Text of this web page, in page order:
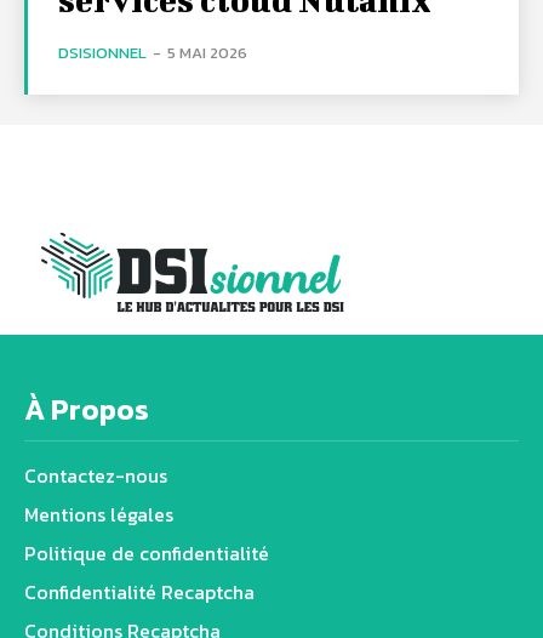
DSISIONNEL - 5 MAI 2026
À Propos
Contactez-nous
Mentions légales
Politique de confidentialité
Confidentialité Recaptcha
Conditions Recaptcha